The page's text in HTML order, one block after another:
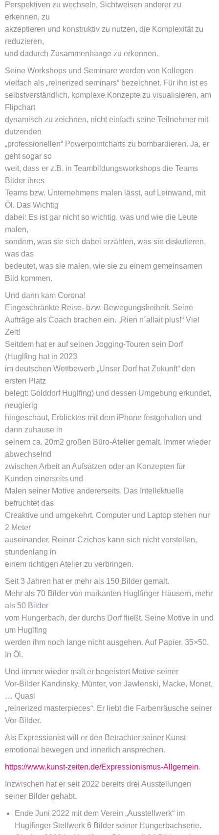
Perspektiven zu wechseln, Sichtweisen anderer zu
erkennen, zu
akzeptieren und konstruktiv zu nutzen, die Komplexität zu
reduzieren,
und dadurch Zusammenhänge zu erkennen.
Seine Workshops und Seminare werden von Kollegen
vielfach als „reinerized seminars“ bezeichnet. Für ihn ist es
selbstverständlich, komplexe Konzepte zu visualisieren, am
Flipchart
dynamisch zu zeichnen, nicht einfach seine Teilnehmer mit
dutzenden
„professionellen“ Powerpointcharts zu bombardieren. Ja, er
geht sogar so
weit, dass er z.B. in Teambildungsworkshops die Teams
Bilder ihres
Teams bzw. Unternehmens malen lässt, auf Leinwand, mit
Öl. Das Wichtig
dabei: Es ist gar nicht so wichtig, was und wie die Leute
malen,
sondern, was sie sich dabei erzählen, was sie diskutieren,
was das
bedeutet, was sie malen, wie sie zu einem gemeinsamen
Bild kommen.
Und dann kam Corona!
Eingeschränkte Reise- bzw. Bewegungsfreiheit. Seine
Aufträge als Coach brachen ein. „Rien n´allait plus!“ Viel
Zeit!
Seitdem hat er auf seinen Jogging-Touren sein Dorf
(Huglfing hat in 2023
im deutschen Wettbewerb „Unser Dorf hat Zukunft“ den
ersten Platz
belegt: Golddorf Huglfing) und dessen Umgebung erkundet,
neugierig
hingeschaut, Erblicktes mit dem iPhone festgehalten und
dann zuhause in
seinem ca. 20m2 großen Büro-Atelier gemalt. Immer wieder
abwechselnd
zwischen Arbeit an Aufsätzen oder an Konzepten für
Kunden einerseits und
Malen seiner Motive andererseits. Das Intellektuelle
befruchtet das
Creaktive und umgekehrt. Computer und Laptop stehen nur
2 Meter
auseinander. Reiner Czichos kann sich nicht vorstellen,
stundenlang in
einem richtigen Atelier zu verbringen.
Seit 3 Jahren hat er mehr als 150 Bilder gemalt.
Mehr als 70 Bilder von markanten Huglfinger Häusern, mehr
als 50 Bilder
vom Hungerbach, der durchs Dorf fließt. Seine Motive in und
um Huglfing
werden ihm noch lange nicht ausgehen. Auf Papier, 35×50.
In Öl.
Und immer wieder malt er begeistert Motive seiner
Vor-Bilder Kandinsky, Münter, von Jawlenski, Macke, Monet,
… Quasi
„reinerized masterpieces“. Er liebt die Farbenräusche seiner
Vor-Bilder.
Als Expressionist will er den Betrachter seiner Kunst
emotional bewegen und innerlich ansprechen.
https://www.kunst-zeiten.de/Expressionismus-Allgemein.
Inzwischen hat er seit 2022 bereits drei Ausstellungen
seiner Bilder gehabt.
Ende Juni 2022 mit dem Verein „Ausstellwerk“ im
Huglfinger Stellwerk 6 Bilder seiner Hungerbachserie.